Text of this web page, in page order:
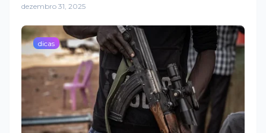
dezembro 31, 2025
dicas